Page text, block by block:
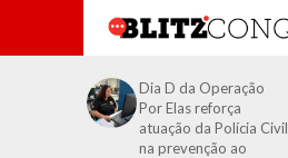
Dia D da Operação
Por Elas reforça
atuação da Polícia Civil
na prevenção ao